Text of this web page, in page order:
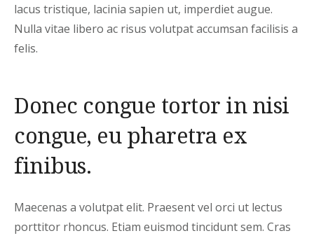
lacus tristique, lacinia sapien ut, imperdiet augue.
Nulla vitae libero ac risus volutpat accumsan facilisis a
felis.
Donec congue tortor in nisi
congue, eu pharetra ex
finibus.
Maecenas a volutpat elit. Praesent vel orci ut lectus
porttitor rhoncus. Etiam euismod tincidunt sem. Cras